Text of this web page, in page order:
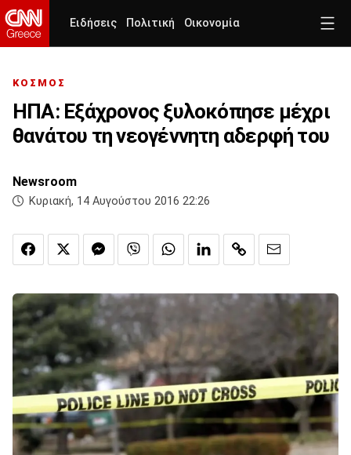
Ειδήσεις Πολιτική Οικονομία
ΚΟΣΜΟΣ
ΗΠΑ: Εξάχρονος ξυλοκόπησε μέχρι
θανάτου τη νεογέννητη αδερφή του
Newsroom
Κυριακή, 14 Αυγούστου 2016 22:26